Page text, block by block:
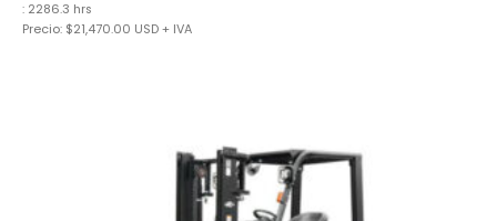
: 2286.3 hrs
Precio: $21,470.00 USD + IVA